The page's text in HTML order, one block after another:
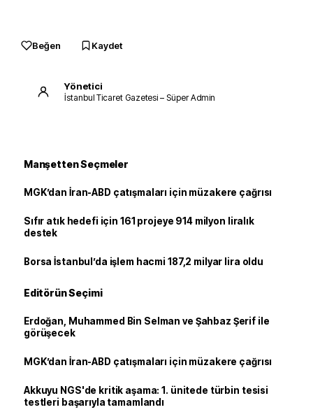
Beğen Kaydet
Yönetici
İstanbul Ticaret Gazetesi – Süper Admin
Manşetten Seçmeler
MGK’dan İran-ABD çatışmaları için müzakere çağrısı
Sıfır atık hedefi için 161 projeye 914 milyon liralık
destek
Borsa İstanbul’da işlem hacmi 187,2 milyar lira oldu
Editörün Seçimi
Erdoğan, Muhammed Bin Selman ve Şahbaz Şerif ile
görüşecek
MGK’dan İran-ABD çatışmaları için müzakere çağrısı
Akkuyu NGS'de kritik aşama: 1. ünitede türbin tesisi
testleri başarıyla tamamlandı